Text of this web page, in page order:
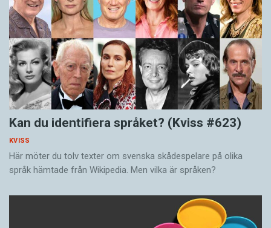
Kan du identifiera språket? (Kviss #623)
KVISS
Här möter du tolv texter om svenska skådespelare på olika
språk hämtade från Wikipedia. Men vilka är språken?